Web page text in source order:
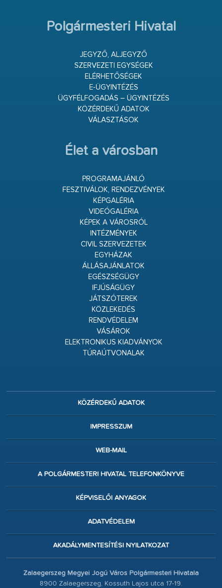
Polgármesteri Hivatal
JEGYZŐ, ALJEGYZŐ
SZERVEZETI EGYSÉGEK
ELÉRHETŐSÉGEK
E-ÜGYINTÉZÉS
ÜGYFÉLFOGADÁS – ÜGYINTÉZÉS
KÖZÉRDEKŰ ADATOK
VÁLASZTÁSOK
Élet a városban
PROGRAMAJÁNLÓ
FESZTIVÁLOK, RENDEZVÉNYEK
KÉPGALÉRIA
VIDEÓGALÉRIA
KÉPEK A VÁROSRÓL
INTÉZMÉNYEK
CIVIL SZERVEZETEK
EGYHÁZAK
ÁLLÁSAJÁNLATOK
EGÉSZSÉGÜGY
IFJÚSÁGÜGY
JÁTSZÓTEREK
KÖZLEKEDÉS
RENDVÉDELEM
VÁSÁROK
ELEKTRONIKUS KIADVÁNYOK
TÚRAÚTVONALAK
KÖZÉRDEKŰ ADATOK
IMPRESSZUM
WEB-MAIL
A POLGÁRMESTERI HIVATAL TELEFONKÖNYVE
KÉPVISELŐI ANYAGOK
ADATVÉDELEM
AKADÁLYMENTESÍTÉSI NYILATKOZAT
Zalaegerszeg Megyei Jogú Város Polgármesteri Hivatala
8900 Zalaegerszeg, Kossuth Lajos utca 17-19.